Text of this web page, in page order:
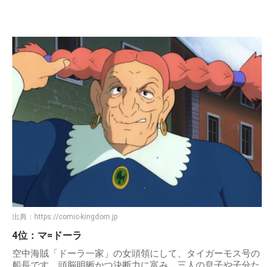
出典： https://comic-kingdom.jp
4位：マ=ドーラ
空中海賊「ドーラ一家」の女頭領にして、タイガーモス号の